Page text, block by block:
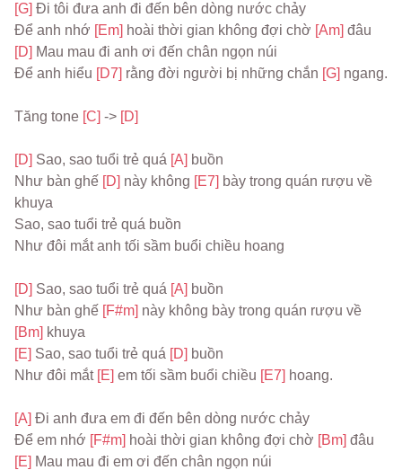
[G] Đi tôi đưa anh đi đến bên dòng nước chảy
Để anh nhớ [Em] hoài thời gian không đợi chờ [Am] đâu
[D] Mau mau đi anh ơi đến chân ngọn núi
Để anh hiểu [D7] rằng đời người bị những chắn [G] ngang.
Tăng tone [C] -> [D]
[D] Sao, sao tuổi trẻ quá [A] buồn
Như bàn ghế [D] này không [E7] bày trong quán rượu về
khuya
Sao, sao tuổi trẻ quá buồn
Như đôi mắt anh tối sầm buổi chiều hoang
[D] Sao, sao tuổi trẻ quá [A] buồn
Như bàn ghế [F#m]
[Bm] khuya
[E] Sao, sao tuổi trẻ quá [D] buồn
Như đôi mắt [E] em tối sầm buổi chiều [E7] hoang.
[A] Đi anh đưa em đi đến bên dòng nước chảy
Để em nhớ [F#m] hoài thời gian không đợi chờ [Bm] đâu
[E] Mau mau đi em ơi đến chân ngọn núi